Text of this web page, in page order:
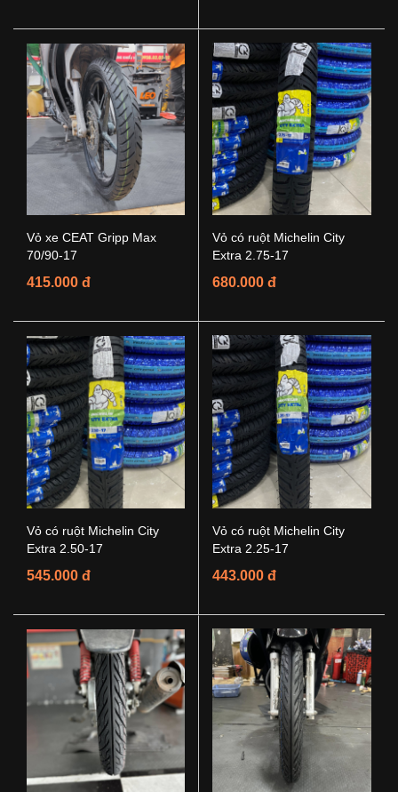
Vỏ xe CEAT Gripp Max
70/90-17
415.000 đ
Vỏ có ruột Michelin City
Extra 2.75-17
680.000 đ
Vỏ có ruột Michelin City
Extra 2.50-17
545.000 đ
Vỏ có ruột Michelin City
Extra 2.25-17
443.000 đ